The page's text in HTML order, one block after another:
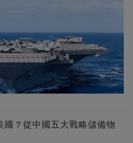
國？從中國五大戰略儲備物